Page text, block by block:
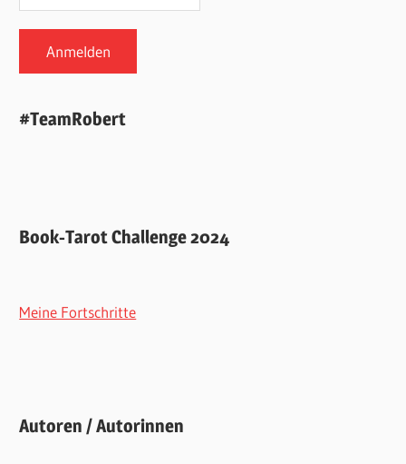
#TeamRobert
Book-Tarot Challenge 2024
Meine Fortschritte
Autoren / Autorinnen